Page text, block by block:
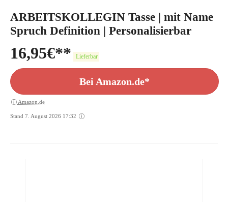
ARBEITSKOLLEGIN Tasse | mit Name
Spruch Definition | Personalisierbar
16,95€ Lieferbar
Bei Amazon.de*
Amazon.de
Stand 7. August 2026 17:32